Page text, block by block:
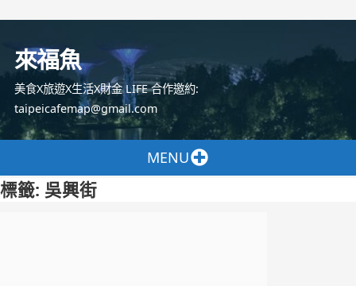
容
來福魚
美食X旅遊X生活X財金 LIFE 合作邀約:
taipeicafemap@gmail.com
MENU
標籤: 吳興街